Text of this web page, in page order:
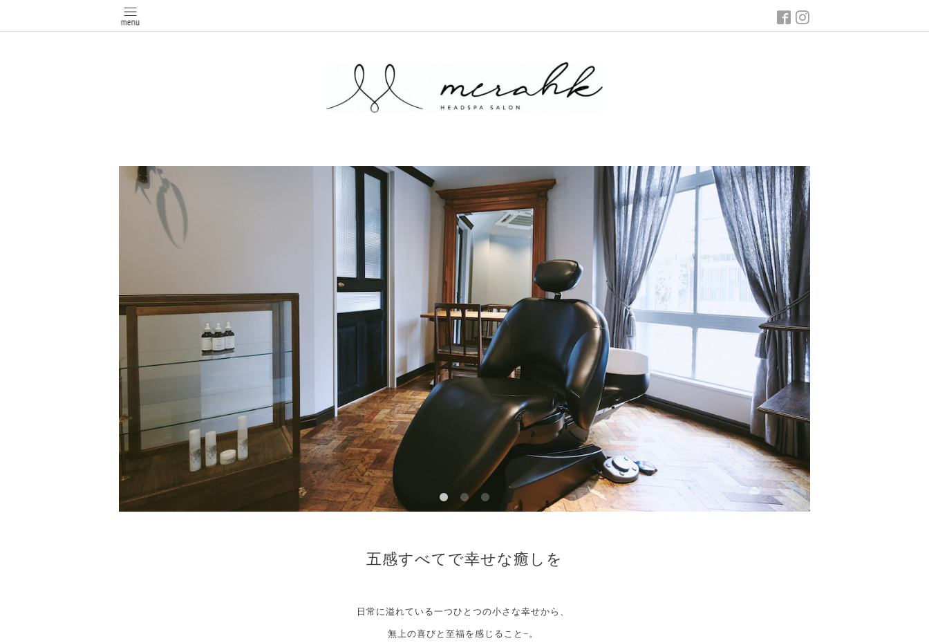
五感すべてで幸せな癒しを
日常に溢れている一つひとつの小さな幸せから、
無上の喜びと至福を感じること−。